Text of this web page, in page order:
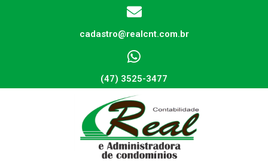
cadastro@realcnt.com.br
(47) 3525-3477